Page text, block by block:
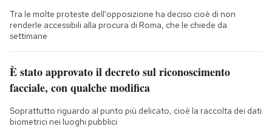
Tra le molte proteste dell'opposizione ha deciso cioè di non
renderle accessibili alla procura di Roma, che le chiede da
settimane
È stato approvato il decreto sul riconoscimento
facciale, con qualche modifica
Soprattutto riguardo al punto più delicato, cioè la raccolta dei dati
biometrici nei luoghi pubblici